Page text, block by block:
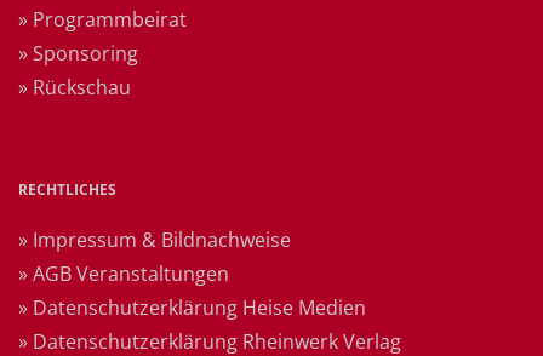
» Programmbeirat
» Sponsoring
» Rückschau
RECHTLICHES
» Impressum & Bildnachweise
» AGB Veranstaltungen
» Datenschutzerklärung Heise Medien
» Datenschutzerklärung Rheinwerk Verlag